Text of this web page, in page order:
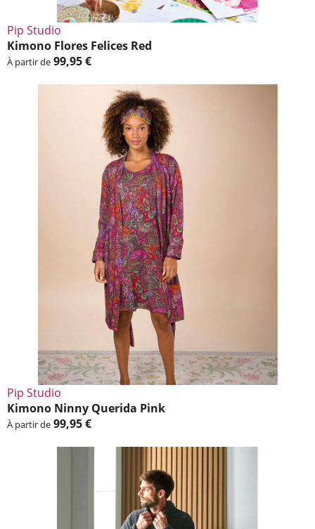
Pip Studio
Kimono Flores Felices Red
À partir de 99,95 €
Pip Studio
Kimono Ninny Querida Pink
À partir de 99,95 €